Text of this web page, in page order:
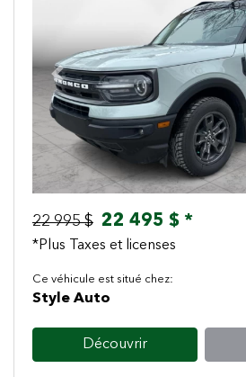
Previous
22 995 $ 22 495 $ *
*Plus Taxes et licenses
Ce véhicule est situé chez:
Style Auto
Découvrir